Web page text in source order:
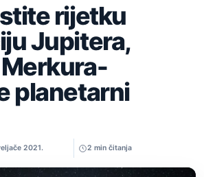
rijetku
Jupitera,
planetarni
2021. 2 min čitanja